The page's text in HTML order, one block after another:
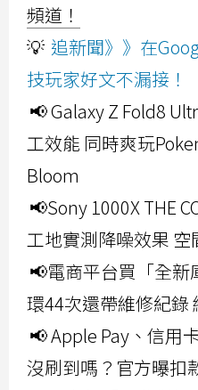
頻道！
💡 追新聞》》在
技玩家好文不漏接！
📢 Galaxy Z Fold8
工效能 同時爽玩
Bloom
📢Sony 1000X THE
工地實測降噪效果
📢電商平台買「全
環44次還帶維修紀錄
📢 Apple Pay、信用
沒刷到嗎？官方曝扣